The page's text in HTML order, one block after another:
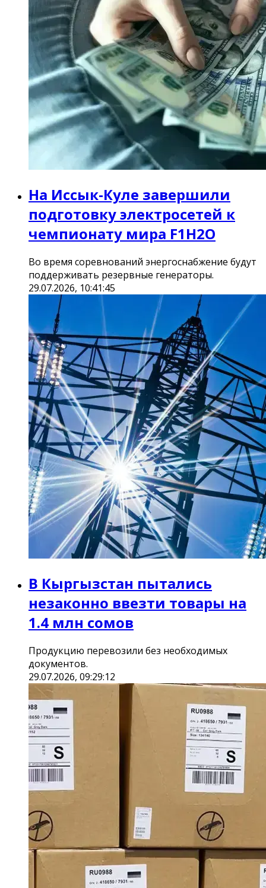
На Иссык-Куле завершили
подготовку электросетей к
чемпионату мира F1H2O
Во время соревнований энергоснабжение будут
поддерживать резервные генераторы.
29.07.2026, 10:41:45
В Кыргызстан пытались
незаконно ввезти товары на
1.4 млн сомов
Продукцию перевозили без необходимых
документов.
29.07.2026, 09:29:12